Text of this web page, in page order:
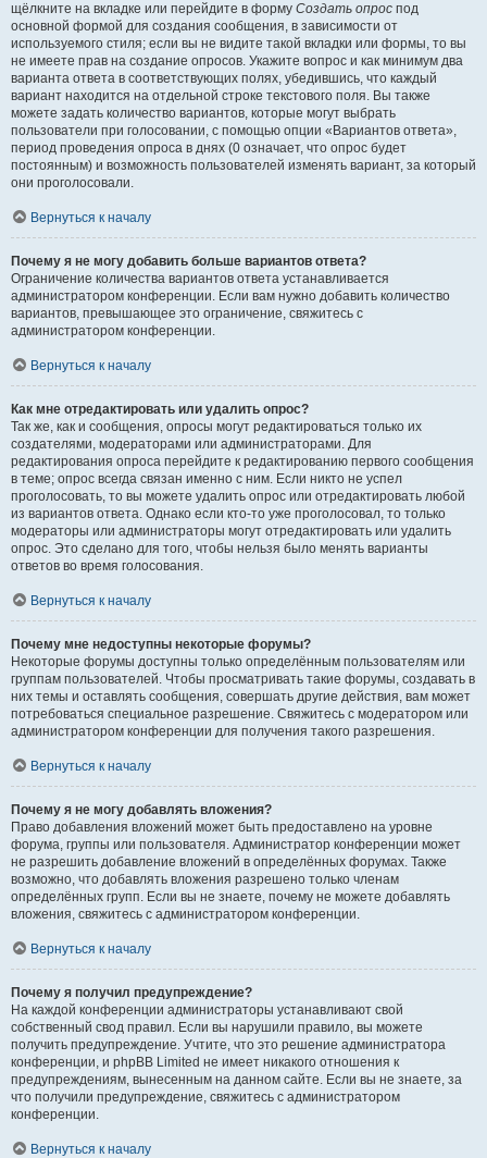
щёлкните на вкладке или перейдите в форму Создать опрос под
основной формой для создания сообщения, в зависимости от
используемого стиля; если вы не видите такой вкладки или формы, то вы
не имеете прав на создание опросов. Укажите вопрос и как минимум два
варианта ответа в соответствующих полях, убедившись, что каждый
вариант находится на отдельной строке текстового поля. Вы также
можете задать количество вариантов, которые могут выбрать
пользователи при голосовании, с помощью опции «Вариантов ответа»,
период проведения опроса в днях (0 означает, что опрос будет
постоянным) и возможность пользователей изменять вариант, за который
они проголосовали.
Вернуться к началу
Почему я не могу добавить больше вариантов ответа?
Ограничение количества вариантов ответа устанавливается
администратором конференции. Если вам нужно добавить количество
вариантов, превышающее это ограничение, свяжитесь с
администратором конференции.
Вернуться к началу
Как мне отредактировать или удалить опрос?
Так же, как и сообщения, опросы могут редактироваться только их
создателями, модераторами или администраторами. Для
редактирования опроса перейдите к редактированию первого сообщения
в теме; опрос всегда связан именно с ним. Если никто не успел
проголосовать, то вы можете удалить опрос или отредактировать любой
из вариантов ответа. Однако если кто-то уже проголосовал, то только
модераторы или администраторы могут отредактировать или удалить
опрос. Это сделано для того, чтобы нельзя было менять варианты
ответов во время голосования.
Вернуться к началу
Почему мне недоступны некоторые форумы?
Некоторые форумы доступны только определённым пользователям или
группам пользователей. Чтобы просматривать такие форумы, создавать в
них темы и оставлять сообщения, совершать другие действия, вам может
потребоваться специальное разрешение. Свяжитесь с модератором или
администратором конференции для получения такого разрешения.
Вернуться к началу
Почему я не могу добавлять вложения?
Право добавления вложений может быть предоставлено на уровне
форума, группы или пользователя. Администратор конференции может
не разрешить добавление вложений в определённых форумах. Также
возможно, что добавлять вложения разрешено только членам
определённых групп. Если вы не знаете, почему не можете добавлять
вложения, свяжитесь с администратором конференции.
Вернуться к началу
Почему я получил предупреждение?
На каждой конференции администраторы устанавливают свой
собственный свод правил. Если вы нарушили правило, вы можете
получить предупреждение. Учтите, что это решение администратора
конференции, и phpBB Limited не имеет никакого отношения к
предупреждениям, вынесенным на данном сайте. Если вы не знаете, за
что получили предупреждение, свяжитесь с администратором
конференции.
Вернуться к началу